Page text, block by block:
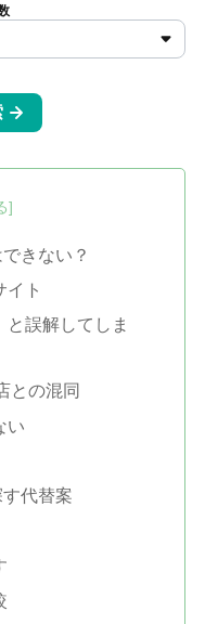
きない？
イト
誤解してしま
との混同
い
代替案